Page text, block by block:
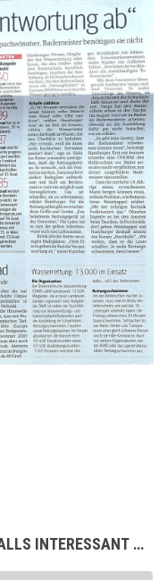
INTERESSANT …